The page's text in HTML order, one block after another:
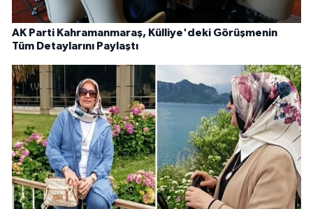
AK Parti Kahramanmaraş, Külliye'deki Görüşmenin
Tüm Detaylarını Paylaştı